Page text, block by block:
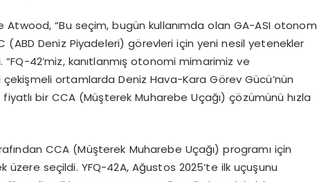
Atwood, “Bu seçim, bugün kullanımda olan GA-ASI otonom
(ABD Deniz Piyadeleri) görevleri için yeni nesil yetenekler
“FQ-42’miz, kanıtlanmış otonomi mimarimiz ve
çekişmeli ortamlarda Deniz Hava-Kara Görev Gücü’nün
bir CCA (Müşterek Muharebe Uçağı) çözümünü hızla
CCA (Müşterek Muharebe Uçağı) programı için
üzere seçildi. YFQ-42A, Ağustos 2025’te ilk uçuşunu